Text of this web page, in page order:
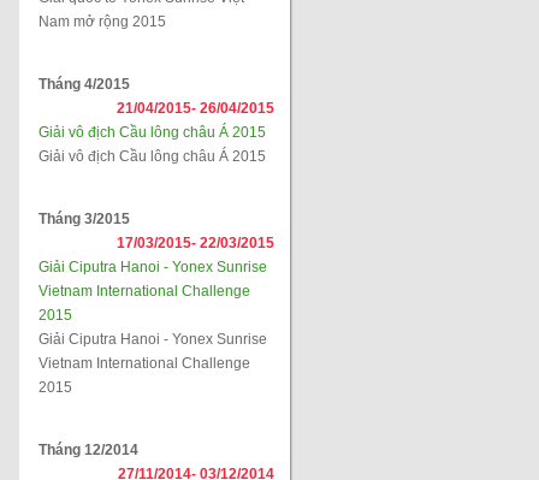
Nam mở rộng 2015
Tháng 4/2015
21/04/2015- 26/04/2015
Giải vô địch Cầu lông châu Á 2015
Giải vô địch Cầu lông châu Á 2015
Tháng 3/2015
17/03/2015- 22/03/2015
Giải Ciputra Hanoi - Yonex Sunrise
Vietnam International Challenge
2015
Giải Ciputra Hanoi - Yonex Sunrise
Vietnam International Challenge
2015
Tháng 12/2014
27/11/2014- 03/12/2014